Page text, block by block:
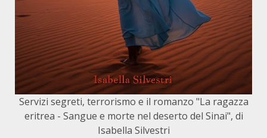
Servizi segreti, terrorismo e il romanzo "La ragazza
eritrea - Sangue e morte nel deserto del Sinai", di
Isabella Silvestri